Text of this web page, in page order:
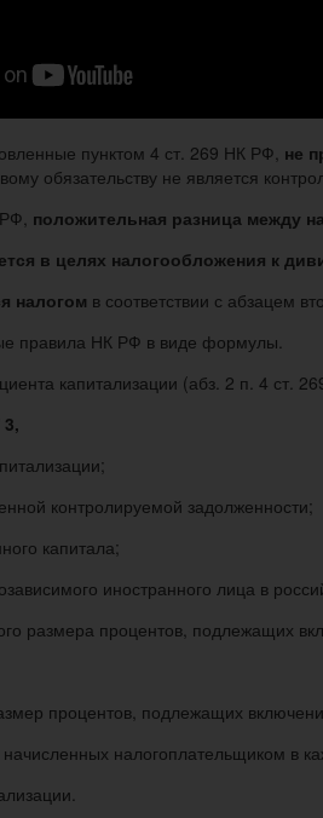
пунктом 4 ст. 269 НК РФ, не
обязательству не является
положительная разница между
в целях налогообложения к
налогом в соответствии с абзацем
правила НК РФ в виде формулы.
капитализации (абз. 2 п. 4 ст.
контролируемой задолженности;
капитала;
иностранного лица в
размера процентов, подлежащих
процентов, подлежащих
налогоплательщиком в